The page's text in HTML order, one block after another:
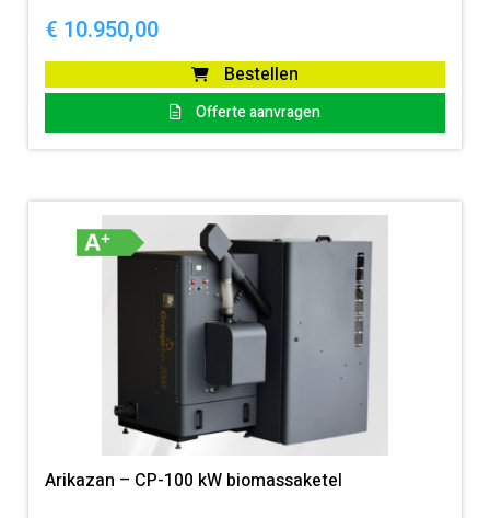
€ 10.950,00
Bestellen
Offerte aanvragen
Arikazan – CP-100 kW biomassaketel